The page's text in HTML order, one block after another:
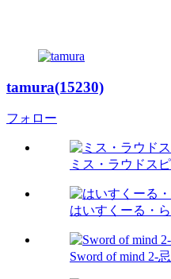
tamura(15230)
フォロー
ミス・ラウドス
はいすくーる・
Sword of mind 2-